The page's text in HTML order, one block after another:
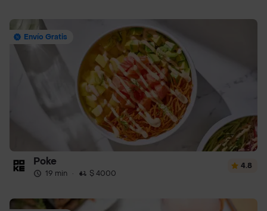
Envío Gratis
Poke
19 min · $ 4000
4.8